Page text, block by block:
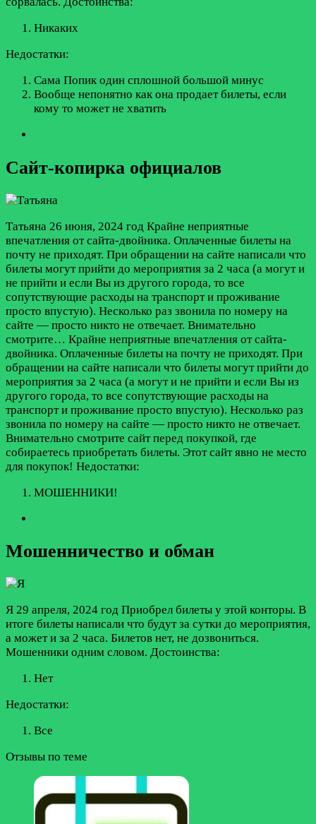
Никаких
Недостатки:
Сама Попик один сплошной большой минус
Вообще непонятно как она продает билеты, если
кому то может не хватить
Сайт-копирка официалов
Татьяна 26 июня, 2024 год Крайне неприятные
впечатления от сайта-двойника. Оплаченные билеты на
почту не приходят. При обращении на сайте написали что
билеты могут прийти до мероприятия за 2 часа (а могут и
не прийти и если Вы из другого города, то все
сопутствующие расходы на транспорт и проживание
просто впустую). Несколько раз звонила по номеру на
сайте — просто никто не отвечает. Внимательно
смотрите… Крайне неприятные впечатления от сайта-
двойника. Оплаченные билеты на почту не приходят. При
обращении на сайте написали что билеты могут прийти до
мероприятия за 2 часа (а могут и не прийти и если Вы из
другого города, то все сопутствующие расходы на
транспорт и проживание просто впустую). Несколько раз
звонила по номеру на сайте — просто никто не отвечает.
Внимательно смотрите сайт перед покупкой, где
собираетесь приобретать билеты. Этот сайт явно не место
для покупок! Недостатки:
МОШЕННИКИ!
Мошенничество и обман
Я 29 апреля, 2024 год Приобрел билеты у этой конторы. В
итоге билеты написали что будут за сутки до мероприятия,
а может и за 2 часа. Билетов нет, не дозвониться.
Мошенники одним словом. Достоинства:
Нет
Недостатки:
Все
Отзывы по теме